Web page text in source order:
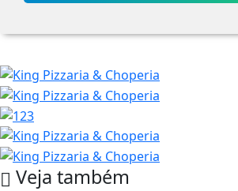
Veja também